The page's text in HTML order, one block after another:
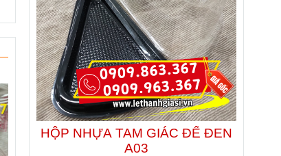
HỘP NHỰA TAM GIÁC ĐẾ ĐEN
A03